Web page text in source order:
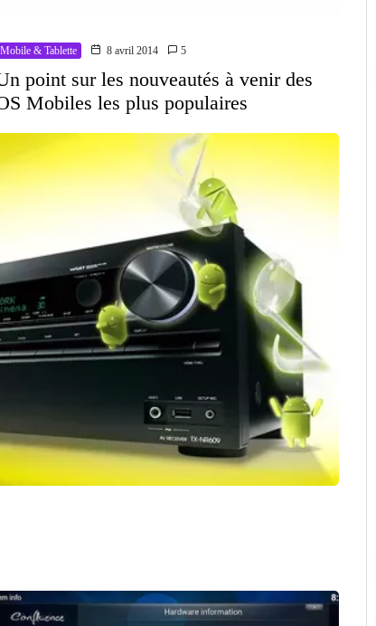
Mobile & Tablette 8 avril 2014 5
point sur les nouveautés à venir des
Mobiles les plus populaires